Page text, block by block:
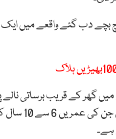
بچے دب گئے واقعے میں
گھر کے قریب برساتی نالے
کا تودہ گر پڑا ،
ہے۔